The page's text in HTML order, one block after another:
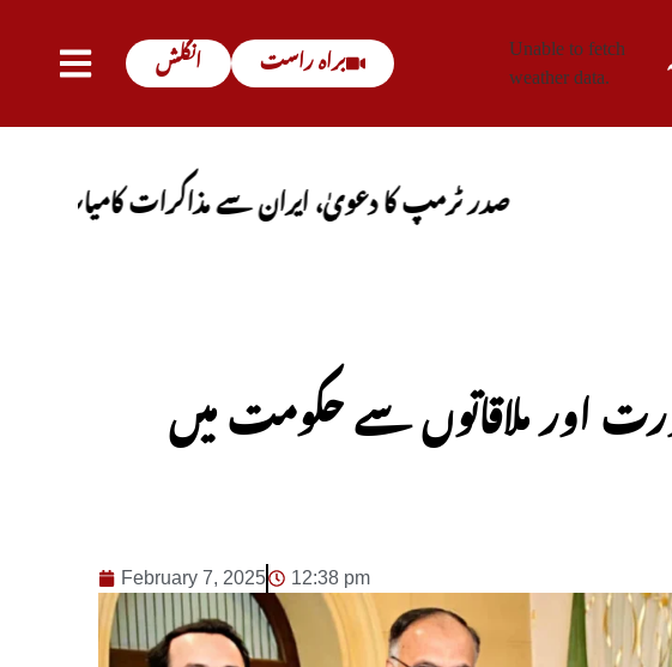
انگلش براہ راست
Unable to fetch
weather data.
صدر ٹرمپ کا دعویٰ، ایران سے مذاکرات کامیاب ہوں گے،
اور ملاقاتوں سے حکومت میں
February 7, 2025 12:38 pm